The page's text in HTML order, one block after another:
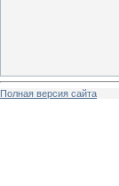
Полная версия сайта